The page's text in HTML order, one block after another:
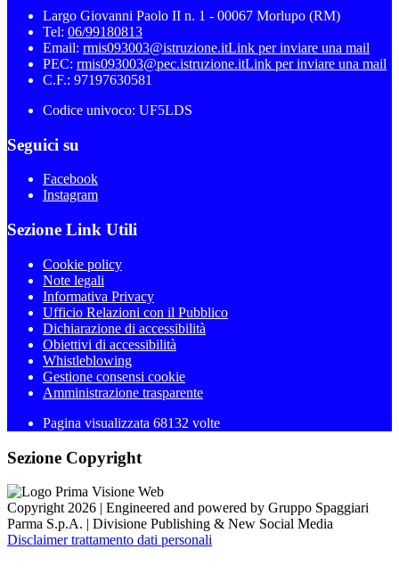
Largo Giovanni Paolo II n. 1 - 00067 Morlupo (RM)
Tel: 06/99180813
Email: rmis093003@istruzione.itLink per inviare una mail
PEC: rmis093003@pec.istruzione.itLink per inviare una mail
C.F.: 97197630581
Codice univoco: UF5LDS
Seguici su
Facebook
Instagram
Sezione Link Utili
Cookie policy
Note legali
Informativa Privacy
Ufficio Relazioni con il Pubblico
Dichiarazione di accessibilità
Obiettivi di accessibilità
Whistleblowing
Gestione consensi cookie
Amministrazione trasparente
Pagina visualizzata 68132 volte
Sezione Copyright
Copyright 2026 | Engineered and powered by Gruppo Spaggiari
Parma S.p.A. | Divisione Publishing & New Social Media
Disclaimer trattamento dati personali